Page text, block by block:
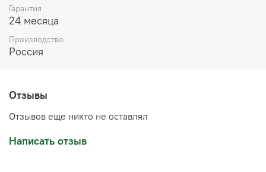
Гарантия
24 месяца
Производство
Россия
Отзывы
Отзывов еще никто не оставлял
Написать отзыв